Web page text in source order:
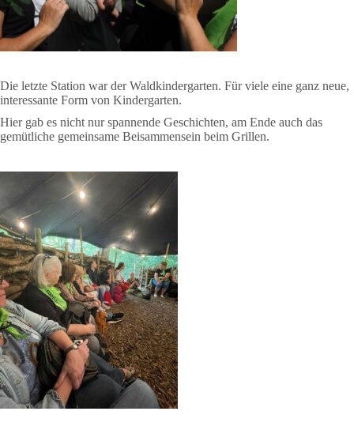
Die letzte Station war der Waldkindergarten. Für viele eine ganz neue,
interessante Form von Kindergarten.
Hier gab es nicht nur spannende Geschichten, am Ende auch das
gemütliche gemeinsame Beisammensein beim Grillen.